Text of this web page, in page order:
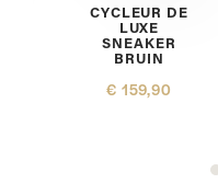
CYCLEUR DE
LUXE
SNEAKER
BRUIN
€ 159,90